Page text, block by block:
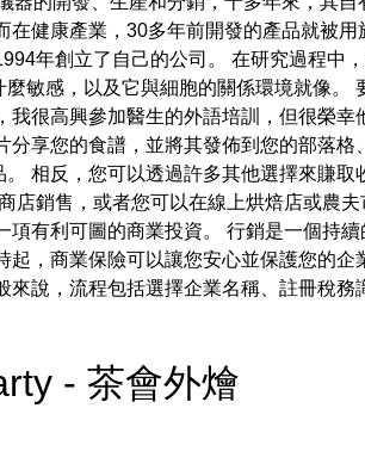
健康產業，30多年前開發的產品就被用
年創立了自己的公司。 在研究過程中
敏感，以及它與細胞的關係環境就像。
很高興參加醫生的外語培訓，但很榮幸
享您的食譜，並將其發佈到您的部落格
相反，您可以透過許多其他選擇來賺取
店銷售，或者您可以在線上烘焙店或農
有利可圖的商業投資。 行銷是一個持續
，商業保險可以讓您安心並保護您的企
說，流程包括選擇企業名稱、註冊稅務
- 茶會外燴